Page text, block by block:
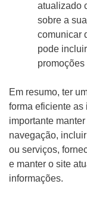
atualizado
sobre a
comunicar
pode
promoções
Em resumo, ter
forma eficiente as
importante
navegação,
ou serviços,
e manter o site
informações.